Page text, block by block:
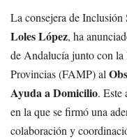
La consejera de Inclusión
Loles López, ha
de Andalucía junto con
Provincias (FAMP) al
Ayuda a Domicilio. Este
en la que se firmó una
colaboración y